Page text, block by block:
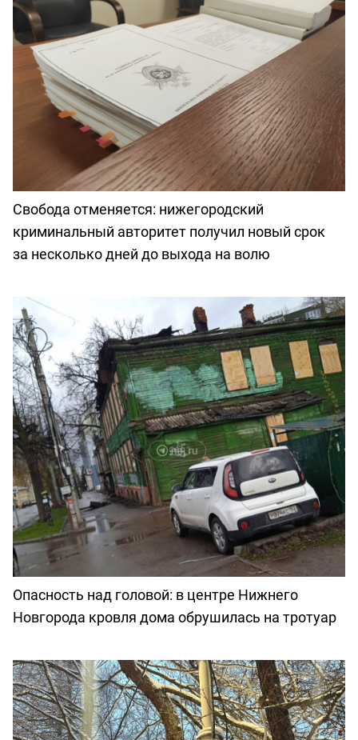
Свобода отменяется: нижегородский
криминальный авторитет получил новый срок
за несколько дней до выхода на волю
Опасность над головой: в центре Нижнего
Новгорода кровля дома обрушилась на тротуар